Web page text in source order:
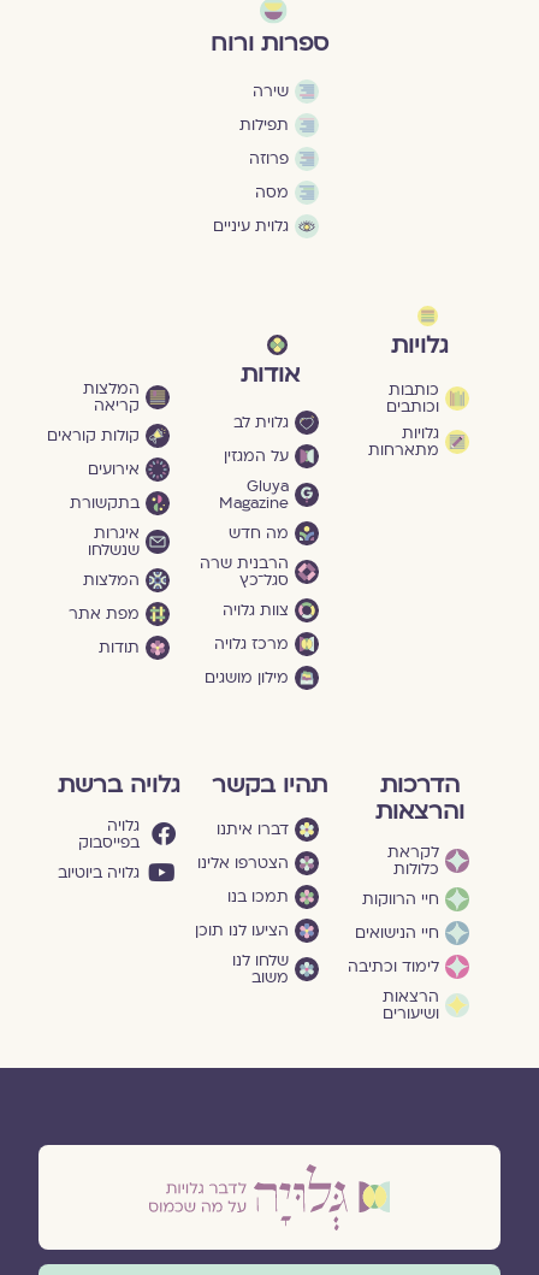
ספרות ורוח
שירה
תפילות
פרוזה
מסה
גלוית עיניים
גלויות
כותבות
וכותבים
גלויות
מתארחות
אודות
גלוית לב
על המגזין
Gluya
Magazine
מה חדש
הרבנית שרה
סגל־כץ
צוות גלויה
מרכז גלויה
מילון מושגים
המלצות
קריאה
קולות קוראים
אירועים
בתקשורת
איגרות
שנשלחו
המלצות
מפת אתר
תודות
הדרכות
והרצאות
לקראת
כלולות
חיי הרווקות
חיי הנישואים
לימוד וכתיבה
הרצאות
ושיעורים
תהיו בקשר
דברו איתנו
הצטרפו אלינו
תמכו בנו
הציעו לנו תוכן
שלחו לנו
משוב
גלויה ברשת
גלויה
בפייסבוק
גלויה ביוטיוב